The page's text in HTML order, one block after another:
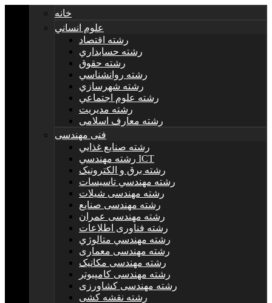
خانه
علوم انساني
رشته اقتصاد
رشته حسابداري
رشته حقوق
رشته روانشناسي
رشته شهرسازي
رشته علوم اجتماعي
رشته مديريت
رشته معارف اسلامی
فنی مهندسی
رشته صنايع غذايي
رشته مهندسي ICT
رشته برق و الکترونيک
رشته مهندسي تاسيسات
رشته مهندسی شیلات
رشته مهندسی صنایع
رشته مهندسی عمران
رشته فناوری اطلاعات
رشته مهندسي متالوژي
رشته مهندسی معماری
رشته مهندسی مکانیک
رشته مهندسی کامپیوتر
رشته مهندسی کشاورزی
رشته نقشه کشی